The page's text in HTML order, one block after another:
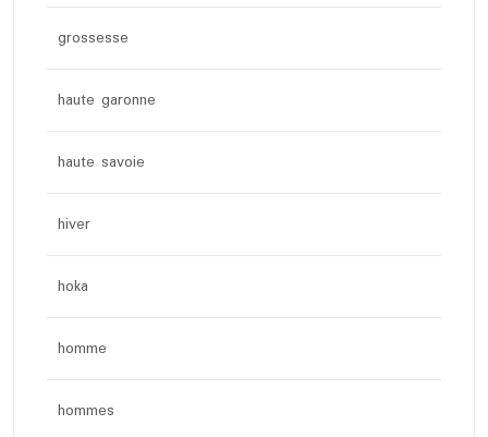
grossesse
haute garonne
haute savoie
hiver
hoka
homme
hommes